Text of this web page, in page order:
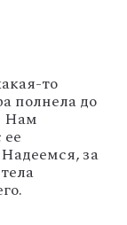
то
полнела до
Нам
за